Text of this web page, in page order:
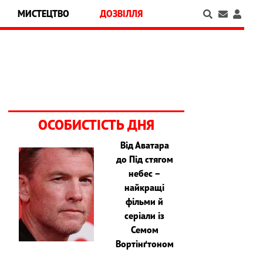
МИСТЕЦТВО ДОЗВІЛЛЯ
ОСОБИСТІСТЬ ДНЯ
Від Аватара
до Під стягом
небес –
найкращі
фільми й
серіали із
Семом
Вортінґтоном